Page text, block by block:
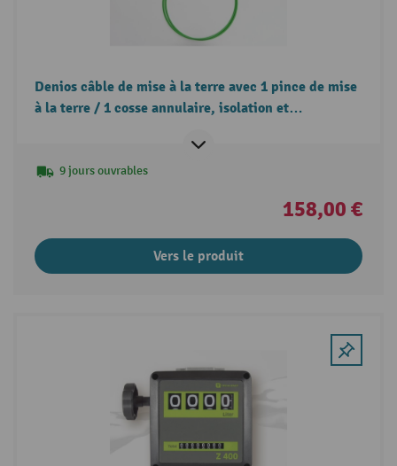
Denios câble de mise à la terre avec 1 pince de mise
à la terre / 1 cosse annulaire, isolation et
9 jours ouvrables
158,00 €
Vers le produit